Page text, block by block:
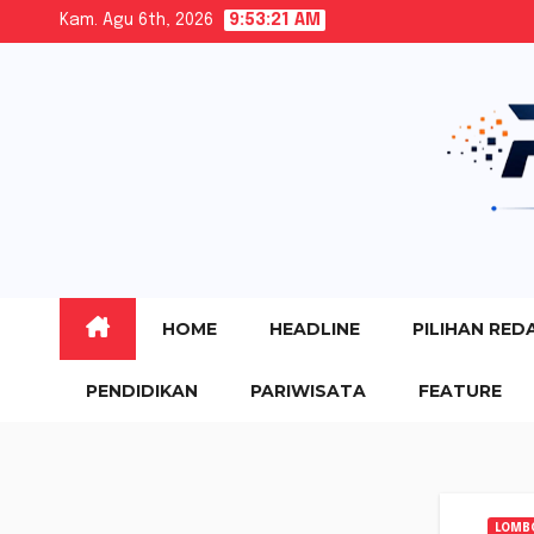
Kam. Agu 6th, 2026 9:53:23 AM
HOME HEADLINE PILIHAN
PENDIDIKAN PARIWISATA FEATURE